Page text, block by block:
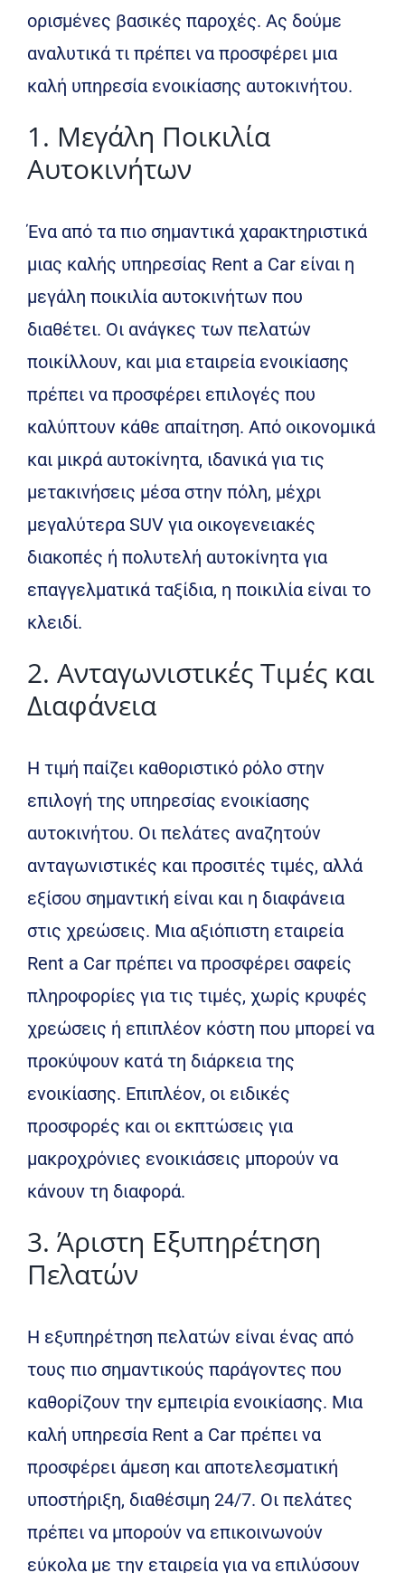
ορισμένες βασικές παροχές. Ας δούμε
αναλυτικά τι πρέπει να προσφέρει μια
καλή υπηρεσία ενοικίασης αυτοκινήτου.
1. Μεγάλη Ποικιλία
Αυτοκινήτων
Ένα από τα πιο σημαντικά χαρακτηριστικά
μιας καλής υπηρεσίας Rent a Car είναι η
μεγάλη ποικιλία αυτοκινήτων που
διαθέτει. Οι ανάγκες των πελατών
ποικίλλουν, και μια εταιρεία ενοικίασης
πρέπει να προσφέρει επιλογές που
καλύπτουν κάθε απαίτηση. Από οικονομικά
και μικρά αυτοκίνητα, ιδανικά για τις
μετακινήσεις μέσα στην πόλη, μέχρι
μεγαλύτερα SUV για οικογενειακές
διακοπές ή πολυτελή αυτοκίνητα για
επαγγελματικά ταξίδια, η ποικιλία είναι το
κλειδί.
2. Ανταγωνιστικές Τιμές και
Διαφάνεια
Η τιμή παίζει καθοριστικό ρόλο στην
επιλογή της υπηρεσίας ενοικίασης
αυτοκινήτου. Οι πελάτες αναζητούν
ανταγωνιστικές και προσιτές τιμές, αλλά
εξίσου σημαντική είναι και η διαφάνεια
στις χρεώσεις. Μια αξιόπιστη εταιρεία
Rent a Car πρέπει να προσφέρει σαφείς
πληροφορίες για τις τιμές, χωρίς κρυφές
χρεώσεις ή επιπλέον κόστη που μπορεί να
προκύψουν κατά τη διάρκεια της
ενοικίασης. Επιπλέον, οι ειδικές
προσφορές και οι εκπτώσεις για
μακροχρόνιες ενοικιάσεις μπορούν να
κάνουν τη διαφορά.
3. Άριστη Εξυπηρέτηση
Πελατών
Η εξυπηρέτηση πελατών είναι ένας από
τους πιο σημαντικούς παράγοντες που
καθορίζουν την εμπειρία ενοικίασης. Μια
καλή υπηρεσία Rent a Car πρέπει να
προσφέρει άμεση και αποτελεσματική
υποστήριξη, διαθέσιμη 24/7. Οι πελάτες
πρέπει να μπορούν να επικοινωνούν
εύκολα με την εταιρεία για να επιλύσουν